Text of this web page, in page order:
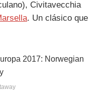
Civitavecchia
. Un clásico que